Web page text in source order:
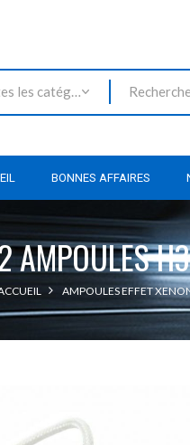
Toutes les catégories
BONNES AFFAIRES
AMPOULES
AMPOULES EFFET